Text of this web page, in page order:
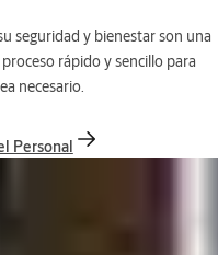
seguridad y bienestar son una
rápido y sencillo para
necesario.
Personal